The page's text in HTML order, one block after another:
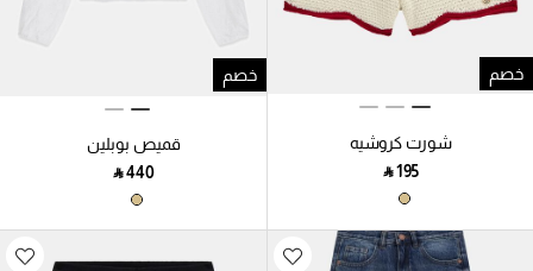
خصم
شورت كروشيه
‎ ⃁ ⁦195⁩ ‎
خصم
قميص بوبلين
‎ ⃁ ⁦440⁩ ‎